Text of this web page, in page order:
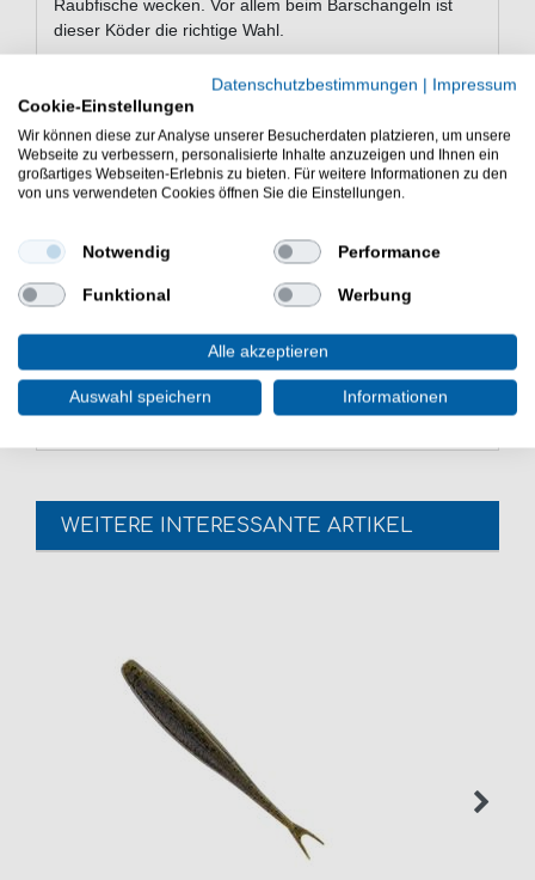
Raubfische wecken. Vor allem beim Barschangeln ist
dieser Köder die richtige Wahl.
Eigenschaften von den Noike Busy
Bro 3.5" Gummikrebsen
Krebsimitate zum Raubfischangeln
Länge: 8,9cm
tolles Köderspiel
Lieferumfang: 5 Krebsimitate in einer gewählten
Farbe
Die Noike Busy Bro 3.5" 8,9cm 7g 5 Gummikrebse sind
eine gute Wahl beim Angeln auf Raubfisch. Guter Köder
für das Spinnfischen.
WEITERE INTERESSANTE ARTIKEL
Datenschutzbestimmungen | Impressum
Cookie-Einstellungen
Wir können diese zur Analyse unserer Besucherdaten platzieren, um unsere
Webseite zu verbessern, personalisierte Inhalte anzuzeigen und Ihnen ein
großartiges Webseiten-Erlebnis zu bieten. Für weitere Informationen zu den
von uns verwendeten Cookies öffnen Sie die Einstellungen.
Notwendig Performance
Funktional Werbung
Alle akzeptieren
Auswahl speichern Informationen